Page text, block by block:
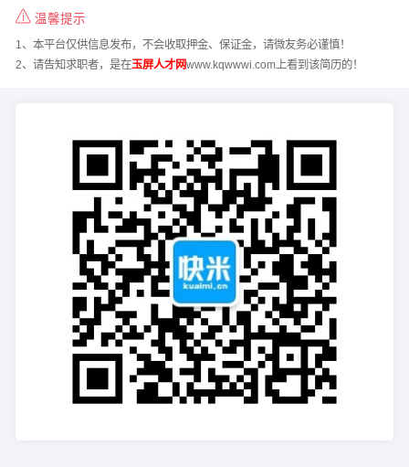
温馨提示
1、本平台仅供信息发布，不会收取押金、保证金，请微友务必谨慎！
2、请告知求职者，是在玉屏人才网www.kqwwwi.com上看到该简历的！